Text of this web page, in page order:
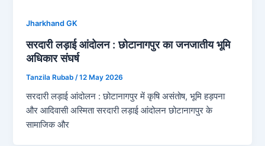
Jharkhand GK
सरदारी लड़ाई आंदोलन : छोटानागपुर का जनजातीय भूमि
अधिकार संघर्ष
Tanzila Rubab /12 May 2026
सरदारी लड़ाई आंदोलन : छोटानागपुर में कृषि असंतोष, भूमि हड़पना
और आदिवासी अस्मिता सरदारी लड़ाई आंदोलन छोटानागपुर के
सामाजिक और